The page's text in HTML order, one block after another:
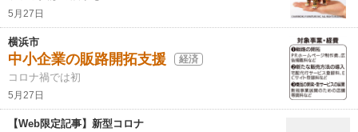
5月27日
横浜市
中小企業の販路開拓支援 経済
コロナ禍では初
5月27日
【Web限定記事】新型コロナ